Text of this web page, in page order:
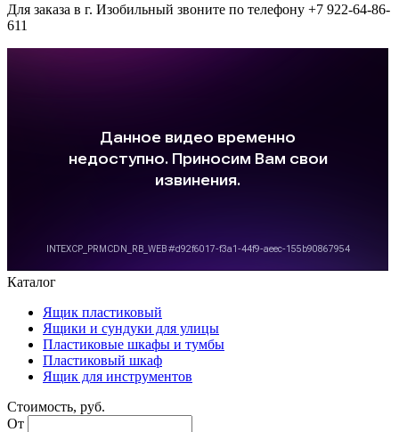
Для заказа в г. Изобильный звоните по телефону +7 922-64-86-
611
Каталог
Ящик пластиковый
Ящики и сундуки для улицы
Пластиковые шкафы и тумбы
Пластиковый шкаф
Ящик для инструментов
Стоимость, руб.
От